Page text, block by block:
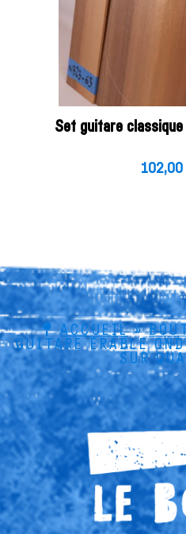
Set guitare
102,00
ACCUEIL»
GUITARE ÉRABLE
SUR